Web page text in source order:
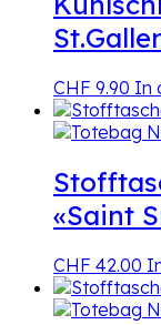
CHF 9.90 In
«Saint
CHF 42.00